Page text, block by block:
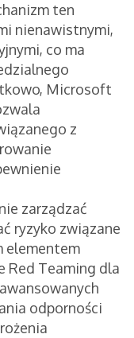
ten
nienawistnymi,
co ma
Microsoft
z
zarządzać
ryzyko związane
elementem
Red Teaming dla
odporności